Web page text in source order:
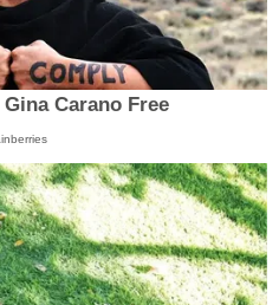
Carano Free